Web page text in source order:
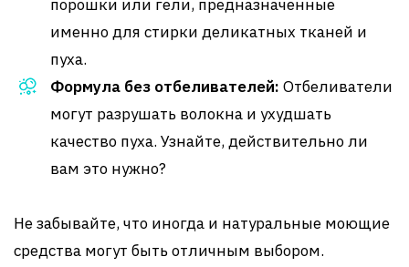
порошки или гели, предназначенные
именно для стирки деликатных тканей и
пуха.
Формула без отбеливателей: Отбеливатели
могут разрушать волокна и ухудшать
качество пуха. Узнайте, действительно ли
вам это нужно?
Не забывайте, что иногда и натуральные моющие
средства могут быть отличным выбором.